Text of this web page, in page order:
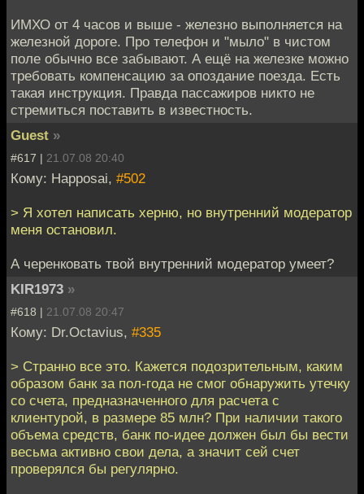
ИМХО от 4 часов и выше - железно выполняется на
железной дороге. Про телефон и "мыло" в чистом
поле обычно все забывают. А ещё на железке можно
требовать компенсацию за опоздание поезда. Есть
такая инструкция. Правда пассажиров никто не
стремиться поставить в известность.
Guest »
#617 | 21.07.08 20:40
Кому: Happosai, #502
> Я хотел написать херню, но внутренний модератор
меня остановил.
А черенковать твой внутренний модератор умеет?
KIR1973 »
#618 | 21.07.08 20:47
Кому: Dr.Octavius, #335
> Странно все это. Кажется подозрительным, каким
образом банк за пол-года не смог обнаружить утечку
со счета, предназначенного для расчета с
клиентурой, в размере 85 млн? При наличии такого
объема средств, банк по-идее должен был бы вести
весьма активно свои дела, а значит сей счет
проверялся бы регулярно.